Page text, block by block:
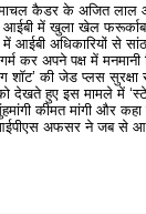
कैडर के अजित
में खुला खेल
अधिकारियों से
कर अपने पक्ष में
शॉट’ की जेड प्लस
हुए इस मामले में ‘स्टे’
कीमत मांगी और
अफसर ने जब से